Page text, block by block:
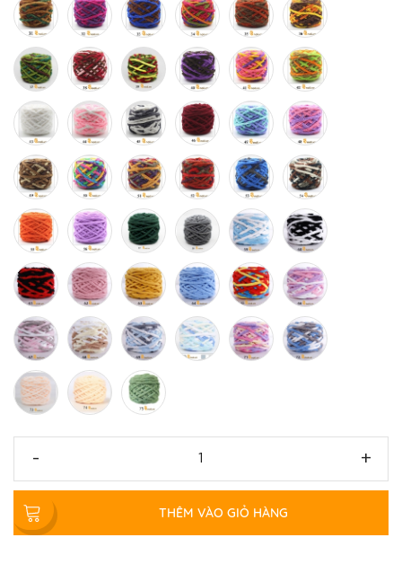
- +
THÊM VÀO GIỎ HÀNG